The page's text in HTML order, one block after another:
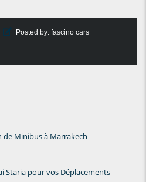
Posted by: fascino cars
Minibus à Marrakech
Staria pour vos Déplacements